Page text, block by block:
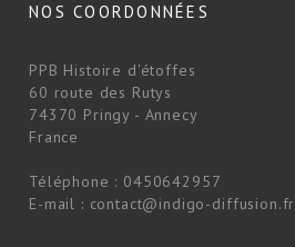
NOS COORDONNÉES
PPB Histoire d'étoffes
60 route des Rutys
74370 Pringy - Annecy
France
Téléphone : 0450642957
E-mail : contact@indigo-diffusion.fr